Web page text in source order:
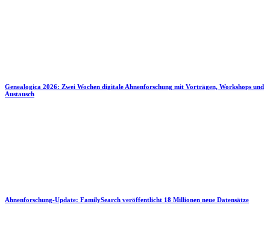
Genealogica 2026: Zwei Wochen digitale Ahnenforschung mit Vorträgen, Workshops und
Austausch
Ahnenforschung-Update: FamilySearch veröffentlicht 18 Millionen neue Datensätze